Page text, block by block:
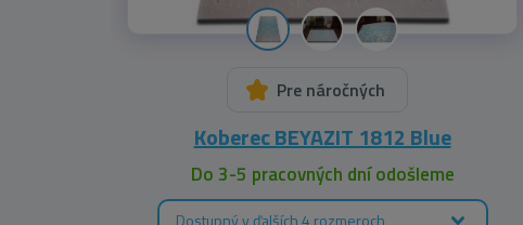
Pre náročných
Koberec BEYAZIT 1812 Blue
Do 3-5 pracovných dní odošleme